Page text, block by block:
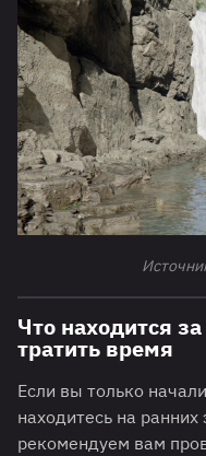
Что находится
тратить время
Если вы только
находитесь на ранних
рекомендуем вам